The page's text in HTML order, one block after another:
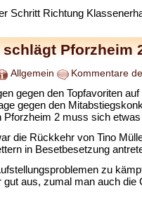
Schritt Richtung
schlägt Pforzheim
Allgemein Kommentare
gegen den Topfavoriten
gegen den
Pforzheim 2 muss sich
die Rückkehr von Tino
in Besetbesetzung
zu
aus, zumal man auch die